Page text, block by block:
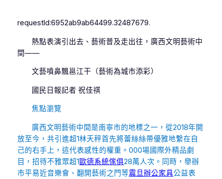
requestId:6952ab9ab64499.32487679.
熱點表演引出去、藝術普及走出往，廣西文明藝術中
間——
文藝噴鼻飄邕江干（藝術為城市添彩）
國民日報記者 祝佳祺
焦點瀏覽
廣西文明藝術中間是南寧市的地標之一，從2018年開
放至今，共引進超1林天秤首先將蕾絲絲帶優雅地繫在自
己的右手上，這代表感性的權重。000場國際外精品劇
目，招待不雅眾超1歐德系統傢俱28萬人次。同時，舉辦
市平易近音樂會、翻開藝術之門等震旦辦公家具公益表